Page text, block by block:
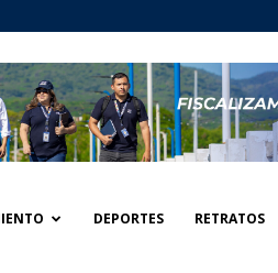
DEPORTES RETRATOS